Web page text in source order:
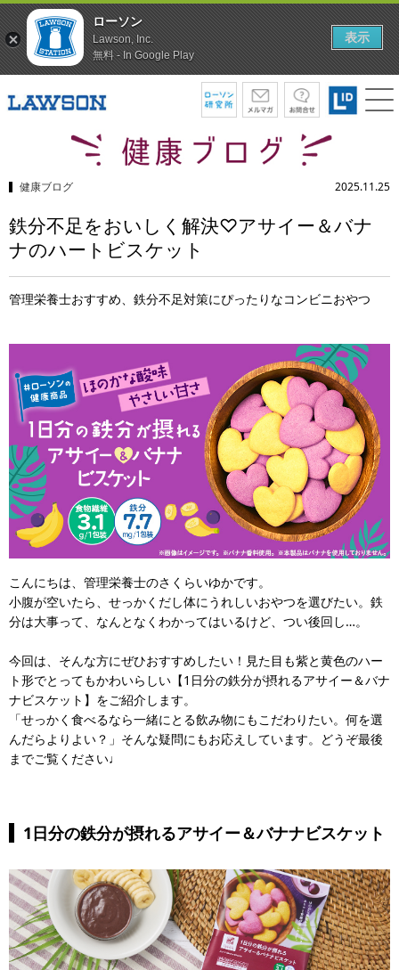
健康ブログ 2025.11.25
鉄分不足をおいしく解決♡アサイー＆バナ
ナのハートビスケット
管理栄養士おすすめ、鉄分不足対策にぴったりなコンビニおやつ
こんにちは、管理栄養士のさくらいゆかです。
小腹が空いたら、せっかくだし体にうれしいおやつを選びたい。鉄
分は大事って、なんとなくわかってはいるけど、つい後回し…。
今回は、そんな方にぜひおすすめしたい！見た目も紫と黄色のハー
ト形でとってもかわいらしい【1日分の鉄分が摂れるアサイー＆バナ
ナビスケット】をご紹介します。
「せっかく食べるなら一緒にとる飲み物にもこだわりたい。何を選
んだらよりよい？」そんな疑問にもお応えしています。どうぞ最後
までご覧ください♩
1日分の鉄分が摂れるアサイー＆バナナビスケット
ローソン
Lawson, Inc.
無料 - In Google Play
表示